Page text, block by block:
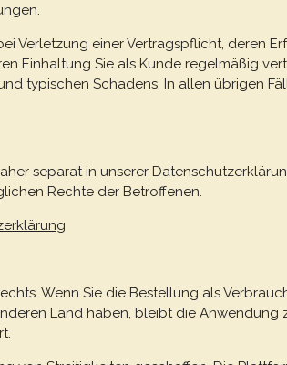
Verletzung einer Vertragspflicht, deren
Einhaltung Sie als Kunde regelmäßig
typischen Schadens. In allen übrigen
separat in unserer
Rechte der Betroffenen.
Wenn Sie die Bestellung als
Land haben, bleibt die Anwendung